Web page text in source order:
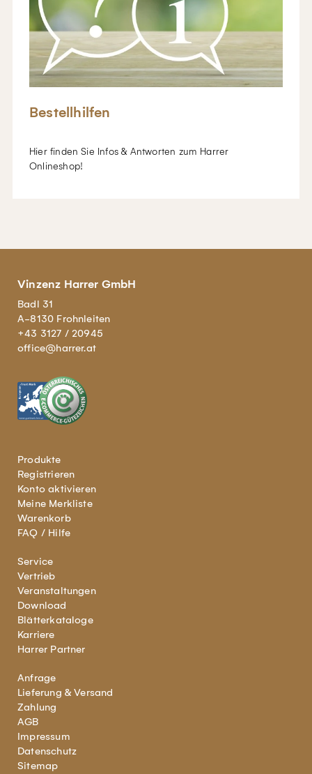
Bestellhilfen
Hier finden Sie Infos & Antworten zum Harrer
Onlineshop!
Vinzenz Harrer GmbH
Badl 31
A-8130 Frohnleiten
+43 3127 / 20945
office@harrer.at
Produkte
Registrieren
Konto aktivieren
Meine Merkliste
Warenkorb
FAQ / Hilfe
Service
Vertrieb
Veranstaltungen
Download
Blätterkataloge
Karriere
Harrer Partner
Anfrage
Lieferung & Versand
Zahlung
AGB
Impressum
Datenschutz
Sitemap